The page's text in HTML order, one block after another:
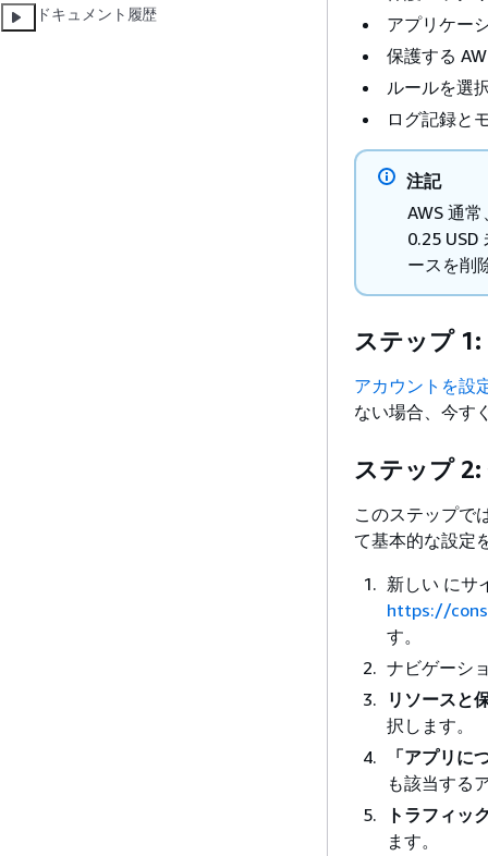
ドキュメント履歴
アプリケー
保護する
ルールを選
ログ記録と
注記
AWS 通
0.25
ースを削
ステップ
アカウントを設
ない場合、今す
ステップ
このステップで
て基本的な設定
新しい にサ
https://
す。
ナビゲーシ
リソースと
択します。
「アプリに
も該当する
トラフィッ
ます。